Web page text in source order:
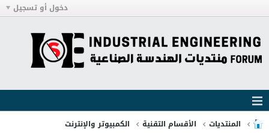
دخول أو تسجيل
المنتديات الأقسام التقنية الكمبيوتر والإنترنت